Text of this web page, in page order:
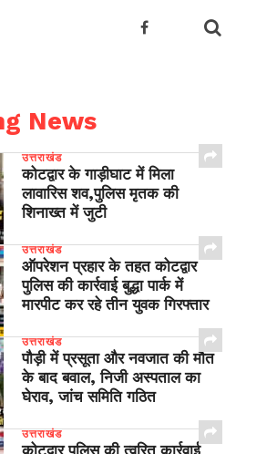
News
उत्तराखंड
कोटद्वार के गाड़ीघाट में मिला
लावारिस शव,पुलिस मृतक की
शिनाख्त में जुटी
उत्तराखंड
ऑपरेशन प्रहार के तहत कोटद्वार
पुलिस की कार्रवाई बुद्धा पार्क में
मारपीट कर रहे तीन युवक गिरफ्तार
उत्तराखंड
पौड़ी में प्रसूता और नवजात की मौत
के बाद बवाल, निजी अस्पताल का
घेराव, जांच समिति गठित
उत्तराखंड
कोटद्वार पुलिस की त्वरित कार्रवाई